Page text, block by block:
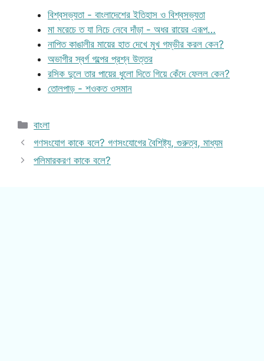
বিশ্বসভ্যতা - বাংলাদেশের ইতিহাস ও বিশ্বসভ্যতা
মা মরেচে ত যা নিচে নেবে দাঁড়া - অধর রায়ের এরূপ…
নাপিত কাঙালীর মায়ের হাত দেখে মুখ গম্ভীর করল কেন?
অভাগীর স্বর্গ গল্পের প্রশ্ন উত্তর
রসিক দুলে তার পায়ের ধুলো দিতে গিয়ে কেঁদে ফেলল কেন?
তোলপাড় - শওকত ওসমান
Categories
বাংলা
গণসংযোগ কাকে বলে? গণসংযোগের বৈশিষ্ট্য, গুরুত্ব, মাধ্যম
পলিমারকরণ কাকে বলে?